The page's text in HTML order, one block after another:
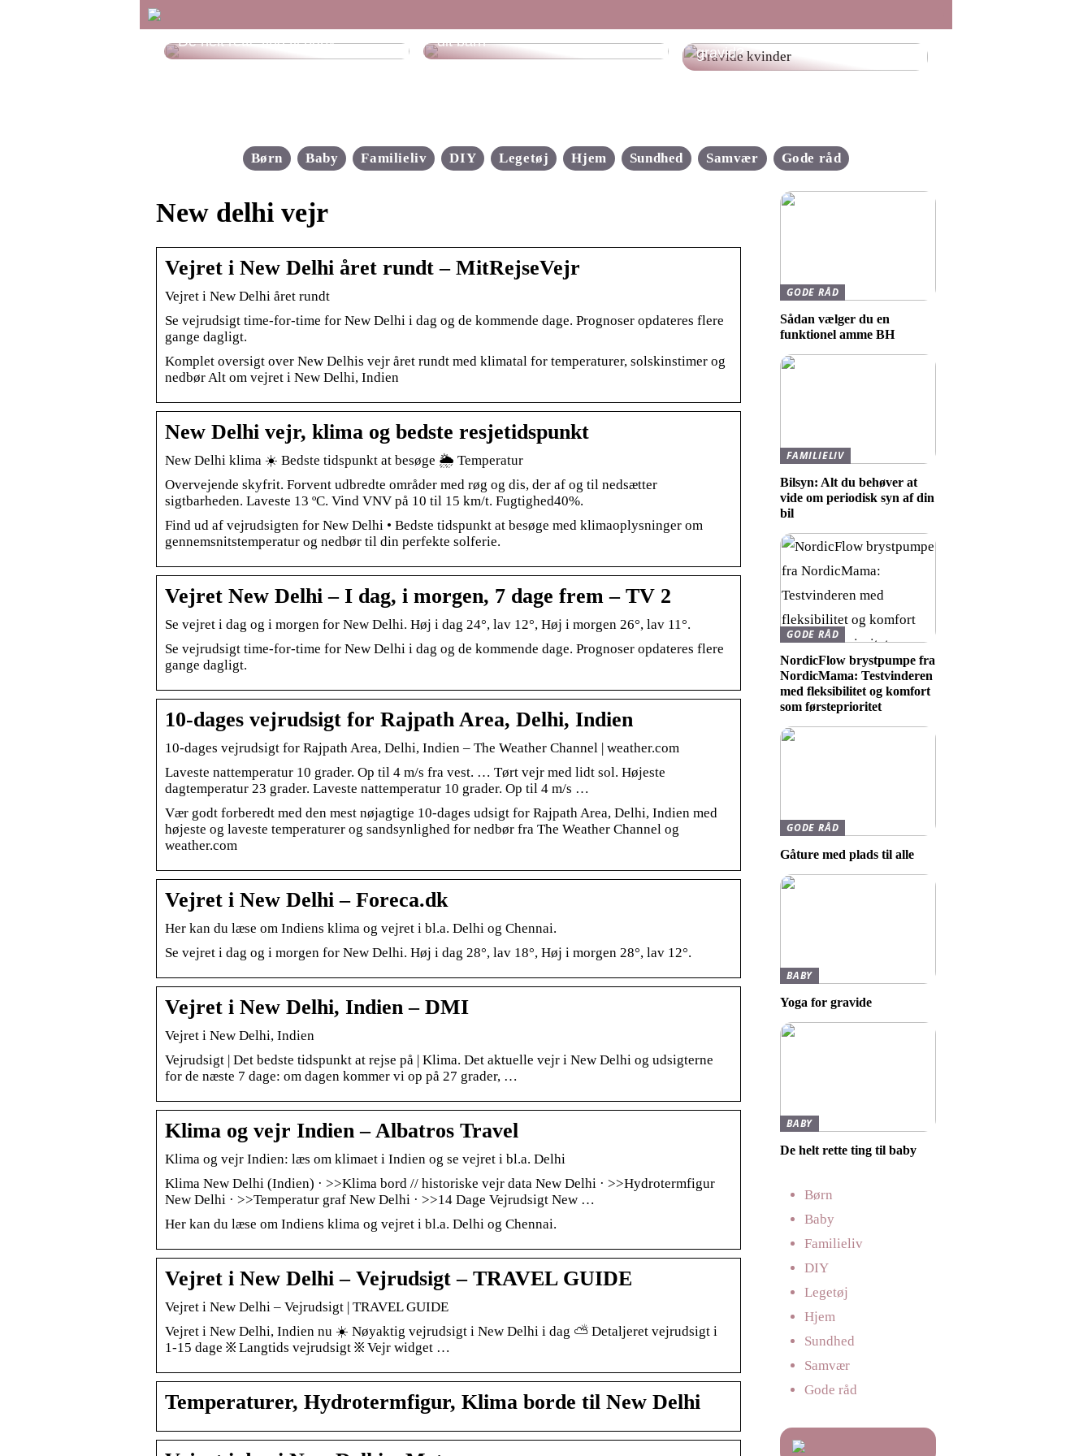
De helt rette ting til baby
Gode grunde til at købe jeans til
dit barn
gravid?
Børn Baby Familieliv DIY Legetøj Hjem Sundhed Samvær Gode råd
New delhi vejr
Vejret i New Delhi året rundt – MitRejseVejr
Vejret i New Delhi året rundt
Se vejrudsigt time-for-time for New Delhi i dag og de kommende dage. Prognoser opdateres flere
gange dagligt.
Komplet oversigt over New Delhis vejr året rundt med klimatal for temperaturer, solskinstimer og
nedbør Alt om vejret i New Delhi, Indien
New Delhi vejr, klima og bedste resjetidspunkt
New Delhi klima ☀️ Bedste tidspunkt at besøge 🌦️ Temperatur
Overvejende skyfrit. Forvent udbredte områder med røg og dis, der af og til nedsætter
sigtbarheden. Laveste 13 ºC. Vind VNV på 10 til 15 km/t. Fugtighed40%.
Find ud af vejrudsigten for New Delhi • Bedste tidspunkt at besøge med klimaoplysninger om
gennemsnitstemperatur og nedbør til din perfekte solferie.
Vejret New Delhi – I dag, i morgen, 7 dage frem – TV 2
Se vejret i dag og i morgen for New Delhi. Høj i dag 24°, lav 12°, Høj i morgen 26°, lav 11°.
Se vejrudsigt time-for-time for New Delhi i dag og de kommende dage. Prognoser opdateres flere
gange dagligt.
10-dages vejrudsigt for Rajpath Area, Delhi, Indien
10-dages vejrudsigt for Rajpath Area, Delhi, Indien – The Weather Channel | weather.com
Laveste nattemperatur 10 grader. Op til 4 m/s fra vest. … Tørt vejr med lidt sol. Højeste
dagtemperatur 23 grader. Laveste nattemperatur 10 grader. Op til 4 m/s …
Vær godt forberedt med den mest nøjagtige 10-dages udsigt for Rajpath Area, Delhi, Indien med
højeste og laveste temperaturer og sandsynlighed for nedbør fra The Weather Channel og
weather.com
Vejret i New Delhi – Foreca.dk
Her kan du læse om Indiens klima og vejret i bl.a. Delhi og Chennai.
Se vejret i dag og i morgen for New Delhi. Høj i dag 28°, lav 18°, Høj i morgen 28°, lav 12°.
Vejret i New Delhi, Indien – DMI
Vejret i New Delhi, Indien
Vejrudsigt | Det bedste tidspunkt at rejse på | Klima. Det aktuelle vejr i New Delhi og udsigterne
for de næste 7 dage: om dagen kommer vi op på 27 grader, …
Klima og vejr Indien – Albatros Travel
Klima og vejr Indien: læs om klimaet i Indien og se vejret i bl.a. Delhi
Klima New Delhi (Indien) · >>Klima bord // historiske vejr data New Delhi · >>Hydrotermfigur
New Delhi · >>Temperatur graf New Delhi · >>14 Dage Vejrudsigt New …
Her kan du læse om Indiens klima og vejret i bl.a. Delhi og Chennai.
Vejret i New Delhi – Vejrudsigt – TRAVEL GUIDE
Vejret i New Delhi – Vejrudsigt | TRAVEL GUIDE
Vejret i New Delhi, Indien nu ☀️ Nøyaktig vejrudsigt i New Delhi i dag ⛅ Detaljeret vejrudsigt i
1-15 dage ፠ Langtids vejrudsigt ፠ Vejr widget …
Temperaturer, Hydrotermfigur, Klima borde til New Delhi
GODE RÅD
Sådan vælger du en
funktionel amme BH
FAMILIELIV
Bilsyn: Alt du behøver at
vide om periodisk syn af din
bil
GODE RÅD
NordicFlow brystpumpe fra
NordicMama: Testvinderen
med fleksibilitet og komfort
som førsteprioritet
GODE RÅD
Gåture med plads til alle
BABY
Yoga for gravide
BABY
De helt rette ting til baby
Børn
Baby
Familieliv
DIY
Legetøj
Hjem
Sundhed
Samvær
Gode råd